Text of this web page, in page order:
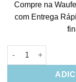
Compre na
com Entrega
Tercinho Rodio